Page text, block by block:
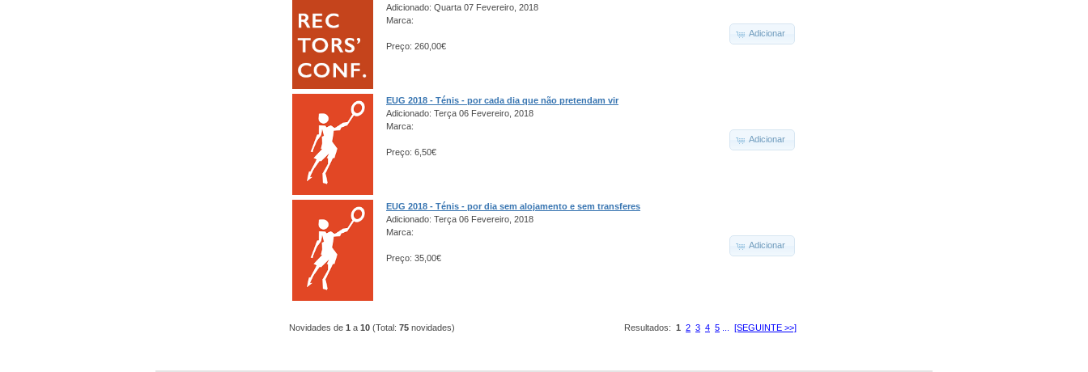
Adicionado: Quarta 07 Fevereiro, 2018
Marca:
Preço: 260,00€
Adicionar
EUG 2018 - Ténis - por cada dia que não pretendam vir
Adicionado: Terça 06 Fevereiro, 2018
Marca:
Preço: 6,50€
Adicionar
EUG 2018 - Ténis - por dia sem alojamento e sem transferes
Adicionado: Terça 06 Fevereiro, 2018
Marca:
Preço: 35,00€
Adicionar
Resultados: 1 2 3 4 5 [SEGUINTE >>]
Novidades de 1 a 10 (Total: 75 novidades)